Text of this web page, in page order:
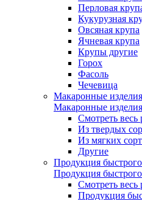
Перловая
Кукурузная
Овсяная крупа
Ячневая крупа
Крупы другие
Горох
Фасоль
Чечевица
Макаронные изделия
Макаронные изделия
Смотреть весь
Из твердых
Из мягких
Другие
Продукция
Продукция
Смотреть весь
Продукция